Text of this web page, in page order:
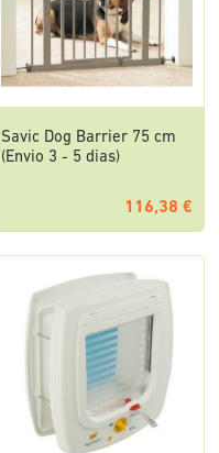
Savic Dog Barrier 75 cm
(Envio 3 - 5 dias)
116,38 €